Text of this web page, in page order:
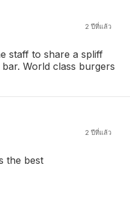
2 ปีที่แล้ว
staff to share a spliff
World class burgers
2 ปีที่แล้ว
the best